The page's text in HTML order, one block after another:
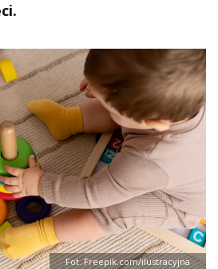
Fot. Freepik.com/ilustracyjna